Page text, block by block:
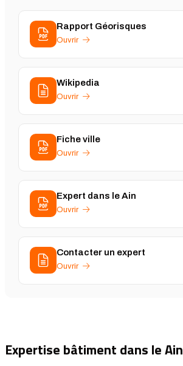
Rapport Géorisques
Ouvrir
Wikipedia
Ouvrir
Fiche ville
Ouvrir
Expert dans le Ain
Ouvrir
Contacter un expert
Ouvrir
Expertise bâtiment dans le Ain